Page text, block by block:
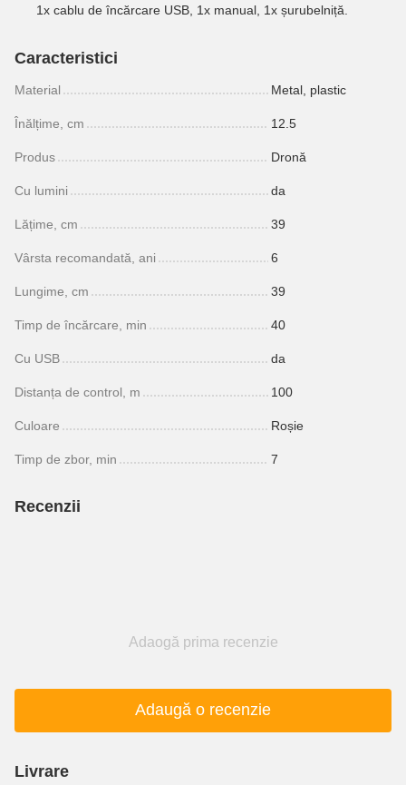
1x cablu de încărcare USB, 1x manual, 1x șurubelniță.
Caracteristici
Material Metal, plastic
Înălțime, cm 12.5
Produs Dronă
Cu lumini da
Lățime, cm 39
Vârsta recomandată, ani 6
Lungime, cm 39
Timp de încărcare, min 40
Cu USB da
Distanța de control, m 100
Culoare Roșie
Timp de zbor, min 7
Recenzii
Adaogă prima recenzie
Adaugă o recenzie
Livrare